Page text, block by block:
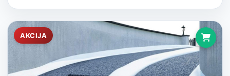
AKCIJA